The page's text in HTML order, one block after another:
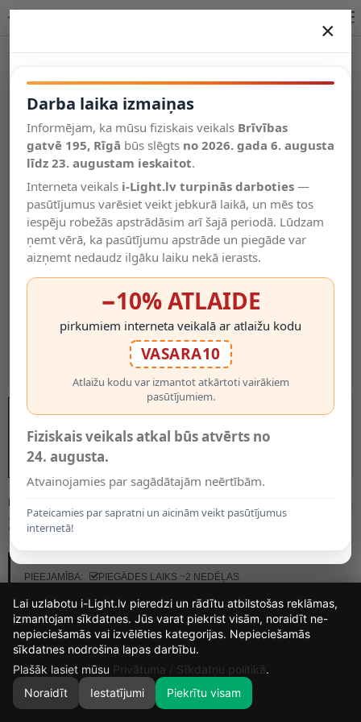
Salīdzināt
Vēlmju
saraksts
Valodas
0
MODELIS:
289.50€
PIEEJAMĪBA:
PIEGĀDES LAIKS ~2 NEDĒĻAS
×
Darba laika izmaiņas
Informējam, ka mūsu fiziskais veikals Brīvības
gatvē 195, Rīgā būs slēgts no 2026. gada 6. augusta
līdz 23. augustam ieskaitot.
Interneta veikals i-Light.lv turpinās darboties —
pasūtījumus varēsiet veikt jebkurā laikā, un mēs tos
iespēju robežās apstrādāsim arī šajā periodā. Lūdzam
ņemt vērā, ka pasūtījumu apstrāde un piegāde var
aizņemt nedaudz ilgāku laiku nekā ierasts.
−10% ATLAIDE
pirkumiem interneta veikalā ar atlaižu kodu
VASARA10
Atlaižu kodu var izmantot atkārtoti vairākiem
pasūtījumiem.
Fiziskais veikals atkal būs atvērts no
24. augusta.
Atvainojamies par sagādātajām neērtībām.
Pateicamies par sapratni un aicinām veikt pasūtījumus
internetā!
14
DIENAS
8
STUNDAS
5
MIN.
45
Lai uzlabotu i-Light.lv pieredzi un rādītu atbilstošas reklāmas,
izmantojam sīkdatnes. Jūs varat piekrist visām, noraidīt ne-
nepieciešamās vai izvēlēties kategorijas. Nepieciešamās
sīkdatnes nodrošina lapas darbību.
Plašāk lasiet mūsu Privātuma / Sīkdatņu politikā.
Noraidīt
Iestatījumi Piekrītu visam